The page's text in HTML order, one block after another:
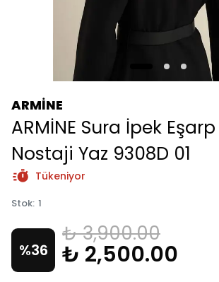
ARMİNE
ARMİNE Sura İpek
Nostaji Yaz 9308D 01
Tükeniyor
Stok: 1
%36
₺ 3,900.00
₺ 2,500.00